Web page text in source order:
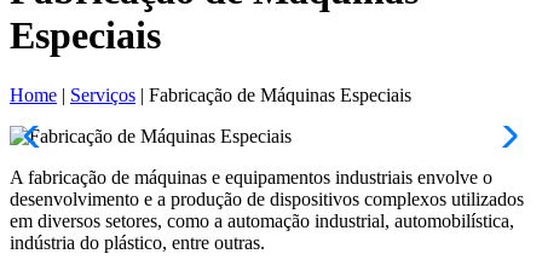
Especiais
Home | Serviços | Fabricação de Máquinas Especiais
A fabricação de máquinas e equipamentos industriais envolve o
desenvolvimento e a produção de dispositivos complexos utilizados
em diversos setores, como a automação industrial, automobilística,
indústria do plástico, entre outras.